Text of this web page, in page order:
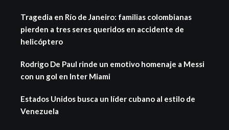
Tragedia en Río de Janeiro: familias colombianas
pierden a tres seres queridos en accidente de
helicóptero
Rodrigo De Paul rinde un emotivo homenaje a Messi
con un gol en Inter Miami
Estados Unidos busca un líder cubano al estilo de
Venezuela